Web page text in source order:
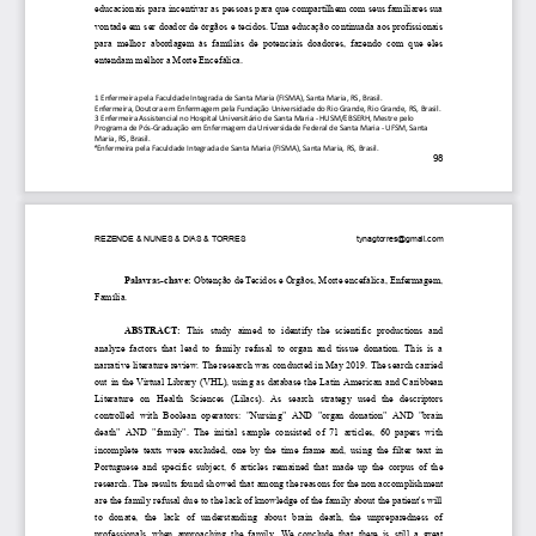
educacionais para incentivar as pessoas para que compartilhem com seus familiares sua
vontade em ser doador de órgãos e tecidos. Uma educação continuada aos profissionais
para melhor abordagem às famílias de potenciais doadores, fazendo com que eles
entendam melhor a Morte Encefálica.
1 Enfermeira pela Faculdade Integrada de Santa Maria (FISMA), Santa Maria, RS, Brasil.
Enfermeira, Doutora em Enfermagem pela Fundação Universidade do Rio Grande, Rio Grande, RS, Brasil.
3 Enfermeira Assistencial no Hospital Universitário de Santa Maria - HUSM/EBSERH, Mestre pelo
Programa de Pós-Graduação em Enfermagem da Universidade Federal de Santa Maria - UFSM, Santa
Maria, RS, Brasil.
⁴Enfermeira pela Faculdade Integrada de Santa Maria (FISMA), Santa Maria, RS, Brasil.
98
REZENDE & NUNES & DIAS & TORRES tynagtorres@gmail.com
Palavras-chave: Obtenção de Tecidos e Órgãos, Morte encefálica, Enfermagem,
Família.
ABSTRACT: This study aimed to identify the scientific productions and
analyze factors that lead to family refusal to organ and tissue donation. This is a
narrative literature review. The research was conducted in May 2019. The search carried
out in the Virtual Library (VHL), using as database the Latin American and Caribbean
Literature
on Health Sciences (Lilacs). As search strategy used the
descriptors
controlled with Boolean operators: "Nursing" AND "organ donation" AND "brain
death" AND "family". The initial sample consisted of 71 articles, 60 papers with
incomplete texts were excluded, one by the time frame and, using the filter text in
Portuguese and specific subject, 6 articles remained that made up the corpus of the
research. The results found showed that among the reasons for the non accomplishment
are the family refusal due to the lack of knowledge of the family about the patient's will
to
donate, the lack of understanding about brain death, the unpreparedness of
professionals when approaching the family. We conclude that there is still a great